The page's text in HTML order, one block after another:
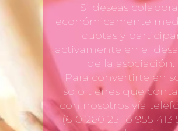
Si deseas
económicamente
cuotas y
activamente en el
de la asociación.
Para convertirte en
solo tienes que
con nosotros vía
(610 260 251 ó 955 413